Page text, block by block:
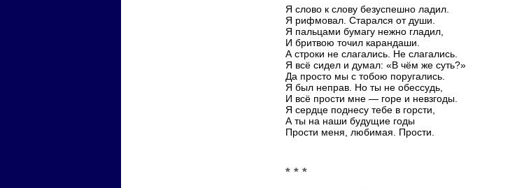
Я слово к слову безуспешно ладил.
Я рифмовал. Старался от души.
Я пальцами бумагу нежно гладил,
И бритвою точил карандаши.
А строки не слагались. Не слагались.
Я всё сидел и думал: «В чём же суть?»
Да просто мы с тобою поругались.
Я был неправ. Но ты не обессудь,
И всё прости мне — горе и невзгоды.
Я сердце поднесу тебе в горсти,
А ты на наши будущие годы
Прости меня, любимая. Прости.
* * *